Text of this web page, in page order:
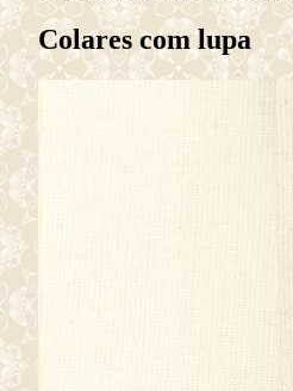
Colares com lupa